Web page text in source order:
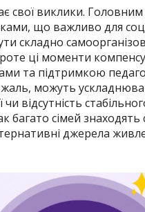
свої виклики.
що важливо для
складно
ці моменти
та підтримкою
жаль, можуть
відсутність
сімей знаходять
джерела